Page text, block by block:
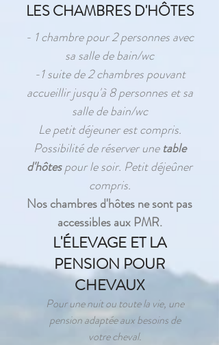
LES CHAMBRES D'HÔTES
- 1 chambre pour 2 personnes avec
sa salle de bain/wc
-1 suite de 2 chambres pouvant
accueillir jusqu'à 8 personnes et sa
salle de bain/wc
Le petit déjeuner est compris.
Possibilité de réserver unetable
d'hôtespour le soir. Petit déjeûner
compris.
Nos chambres d'hôtes ne sont pas
accessibles aux PMR.
L'ÉLEVAGE ET LA
PENSION POUR
CHEVAUX
Pour une nuit ou toute la vie, une
pension adaptée aux besoins de
votre cheval.